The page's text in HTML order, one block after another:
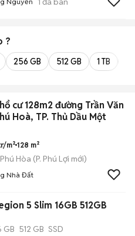
?
256 GB 512 GB 1 TB
cư 128m2 đường Trần Văn
Hoà, TP. Thủ Dầu Một
m²128 m²
Hòa (P. Phú Lợi mới)
Nhà Đất
5 Slim 16GB 512GB
GB 512 GB SSD